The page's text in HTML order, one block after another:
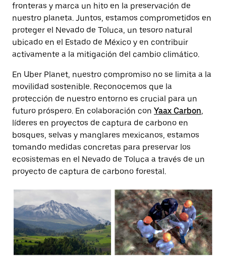
fronteras y marca un hito en la preservación de
nuestro planeta. Juntos, estamos comprometidos en
proteger el Nevado de Toluca, un tesoro natural
ubicado en el Estado de México y en contribuir
activamente a la mitigación del cambio climático.
En Uber Planet, nuestro compromiso no se limita a la
movilidad sostenible. Reconocemos que la
protección de nuestro entorno es crucial para un
futuro próspero. En colaboración con Yaax Carbon,
líderes en proyectos de captura de carbono en
bosques, selvas y manglares mexicanos, estamos
tomando medidas concretas para preservar los
ecosistemas en el Nevado de Toluca a través de un
proyecto de captura de carbono forestal.